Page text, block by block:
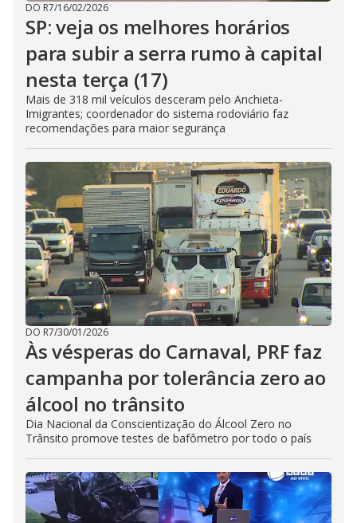
DO R7/16/02/2026
SP: veja os melhores horários
para subir a serra rumo à capital
nesta terça (17)
Mais de 318 mil veículos desceram pelo Anchieta-
Imigrantes; coordenador do sistema rodoviário faz
recomendações para maior segurança
DO R7/30/01/2026
Às vésperas do Carnaval, PRF faz
campanha por tolerância zero ao
álcool no trânsito
Dia Nacional da Conscientização do Álcool Zero no
Trânsito promove testes de bafômetro por todo o país